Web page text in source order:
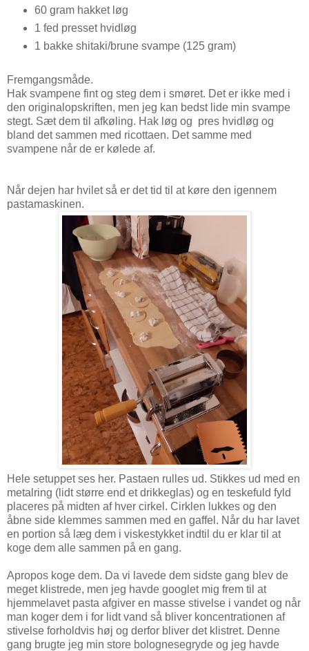
60 gram hakket løg
1 fed presset hvidløg
1 bakke shitaki/brune svampe (125 gram)
Fremgangsmåde.
Hak svampene fint og steg dem i smøret. Det er ikke med i
den originalopskriften, men jeg kan bedst lide min svampe
stegt. Sæt dem til afkøling. Hak løg og pres hvidløg og
bland det sammen med ricottaen. Det samme med
svampene når de er kølede af.
Når dejen har hvilet så er det tid til at køre den igennem
pastamaskinen.
Hele setuppet ses her. Pastaen rulles ud. Stikkes ud med en
metalring (lidt større end et drikkeglas) og en teskefuld fyld
placeres på midten af hver cirkel. Cirklen lukkes og den
åbne side klemmes sammen med en gaffel. Når du har lavet
en portion så læg dem i viskestykket indtil du er klar til at
koge dem alle sammen på en gang.
Apropos koge dem. Da vi lavede dem sidste gang blev de
meget klistrede, men jeg havde googlet mig frem til at
hjemmelavet pasta afgiver en masse stivelse i vandet og når
man koger dem i for lidt vand så bliver koncentrationen af
stivelse forholdvis høj og derfor bliver det klistret. Denne
gang brugte jeg min store bolognesegryde og jeg havde